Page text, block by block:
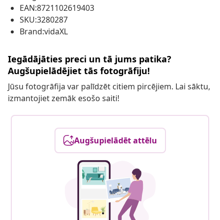
EAN:8721102619403
SKU:3280287
Brand:vidaXL
Iegādājāties preci un tā jums patika?
Augšupielādējiet tās fotogrāfiju!
Jūsu fotogrāfija var palīdzēt citiem pircējiem. Lai sāktu,
izmantojiet zemāk esošo saiti!
Augšupielādēt attēlu